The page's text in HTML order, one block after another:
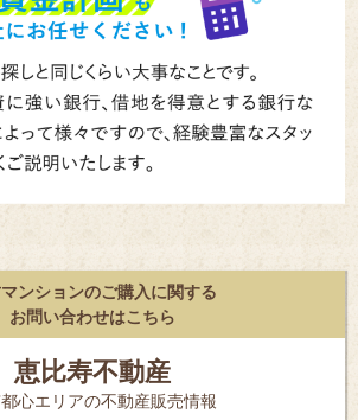
ンションのご購入に関する
お問い合わせはこちら
恵比寿不動産
⼼エリアの不動産販売情報